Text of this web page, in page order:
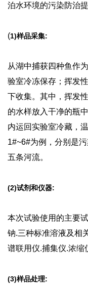
泊水环境的污染防治提
(1)样品采集:
从湖中捕获四种鱼作
验室冷冻保存；挥发
下收集。其中，挥发
的水样放入干净的瓶
内运回实验室冷藏，
1#~6#为例，分别是
五条河流。
(2)试剂和仪器:
本次试验使用的主要
钠.三种标准溶液及相
谱联用仪.捕集仪.浓缩
(3)样品处理: